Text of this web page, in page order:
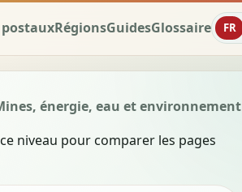
postauxRégionsGuidesGlossaire FR
énergie, eau et environnement
niveau pour comparer les pages